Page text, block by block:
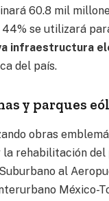
60.8 mil
44% se utilizará
infraestructura
del país.
y parques
obras
la rehabilitación del
al
México-